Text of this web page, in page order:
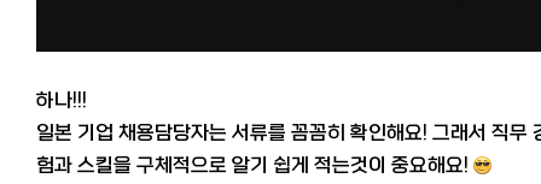
하나!!!
일본 기업 채용담당자는 서류를 꼼꼼히 확인해요! 그래서 직무
험과 스킬을 구체적으로 알기 쉽게 적는것이 중요해요!